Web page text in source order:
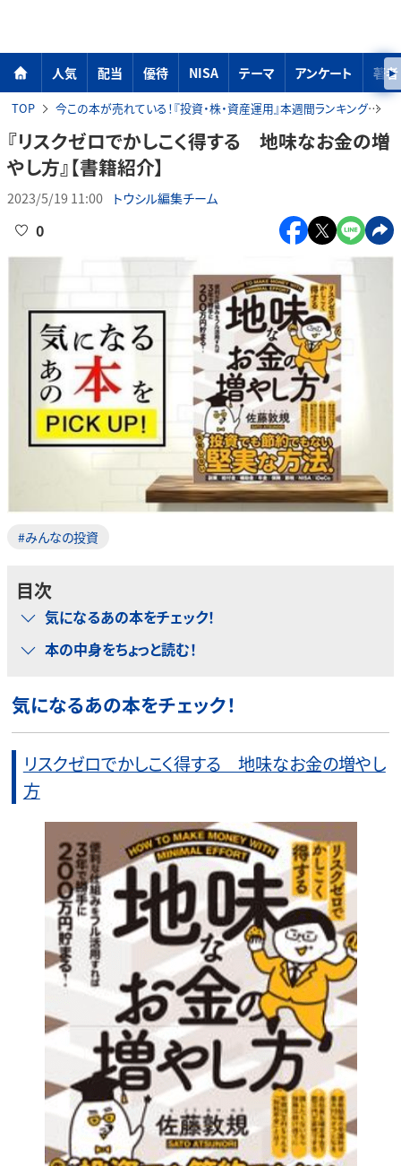
人気 配当 優待 NISA テーマ アンケート 著者
TOP 今この本が売れている！『投資・株・資産運用』本週間ランキング
『リスクゼロでかしこく得する 地味なお金の増
やし方』【書籍紹介】
2023/5/19 11:00 トウシル編集チーム
0
#みんなの投資
目次
気になるあの本をチェック！
本の中身をちょっと読む！
気になるあの本をチェック！
リスクゼロでかしこく得する 地味なお金の増やし
方